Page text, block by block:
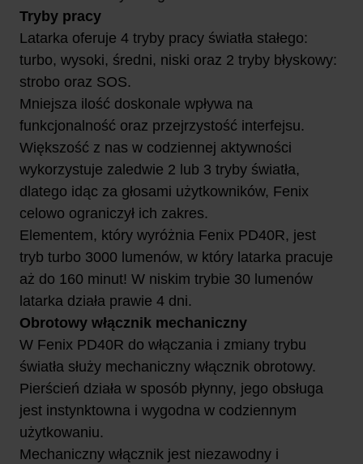
Tryby pracy
Latarka oferuje 4 tryby pracy światła stałego:
turbo, wysoki, średni, niski oraz 2 tryby błyskowy:
strobo oraz SOS.
Mniejsza ilość doskonale wpływa na
funkcjonalność oraz przejrzystość interfejsu.
Większość z nas w codziennej aktywności
wykorzystuje zaledwie 2 lub 3 tryby światła,
dlatego idąc za głosami użytkowników, Fenix
celowo ograniczył ich zakres.
Elementem, który wyróżnia Fenix PD40R, jest
tryb turbo 3000 lumenów, w który latarka pracuje
aż do 160 minut! W niskim trybie 30 lumenów
latarka działa prawie 4 dni.
Obrotowy włącznik mechaniczny
W Fenix PD40R do włączania i zmiany trybu
światła służy mechaniczny włącznik obrotowy.
Pierścień działa w sposób płynny, jego obsługa
jest instynktowna i wygodna w codziennym
użytkowaniu.
Mechaniczny włącznik jest niezawodny i